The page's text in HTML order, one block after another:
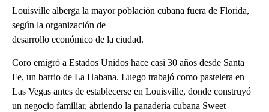
Louisville alberga la mayor población cubana fuera de Florida,
según la organización de
desarrollo económico de la ciudad.
Coro emigró a Estados Unidos hace casi 30 años desde Santa
Fe, un barrio de La Habana. Luego trabajó como pastelera en
Las Vegas antes de establecerse en Louisville, donde construyó
un negocio familiar, abriendo la panadería cubana Sweet